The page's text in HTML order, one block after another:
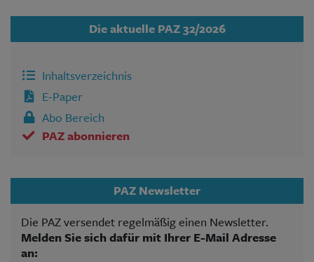
Die aktuelle PAZ 32/2026
Inhaltsverzeichnis
E-Paper
Abo Bereich
PAZ abonnieren
PAZ Newsletter
Die PAZ versendet regelmäßig einen Newsletter.
Melden Sie sich dafür mit Ihrer E-Mail Adresse
an: